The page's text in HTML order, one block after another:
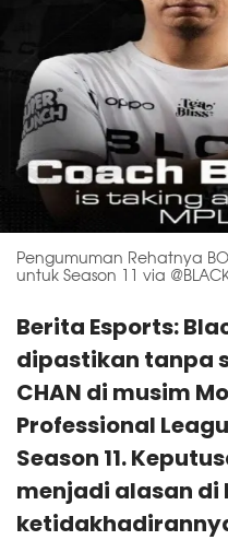
Pengumuman Rehatnya
untuk Season 11 via
Berita Esports:
dipastikan tanpa
CHAN di musim
Professional
Season 11.
menjadi alasan di